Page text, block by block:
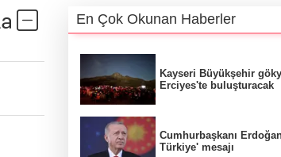
En Çok Okunan Haberler
Kayseri Büyükşehir
Erciyes'te buluşturacak
Cumhurbaşkanı
Türkiye' mesajı